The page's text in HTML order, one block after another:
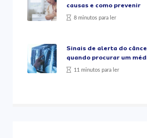
causas e como prevenir
8 minutos para ler
Sinais de alerta do
quando procurar um
11 minutos para ler